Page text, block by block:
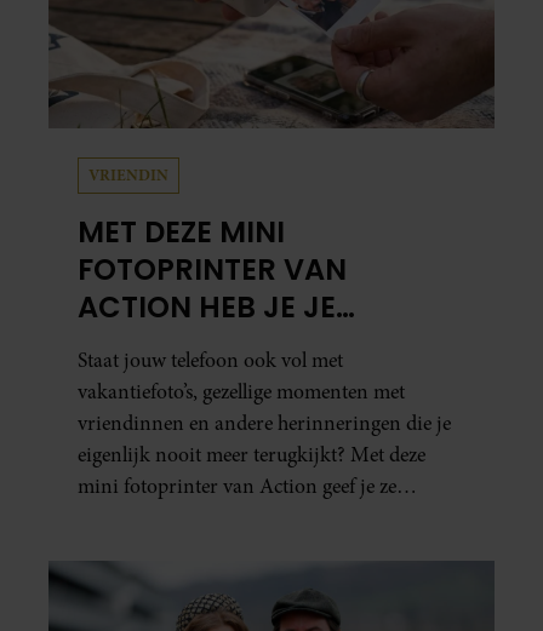
VRIENDIN
MET DEZE MINI
FOTOPRINTER VAN
ACTION HEB JE JE
FAVORIETE FOTO’S BINNEN
ÉÉN MINUUT IN HANDEN
Staat jouw telefoon ook vol met
vakantiefoto’s, gezellige momenten met
vriendinnen en andere herinneringen die je
eigenlijk nooit meer terugkijkt? Met deze
mini fotoprinter van Action geef je ze
al in handen.